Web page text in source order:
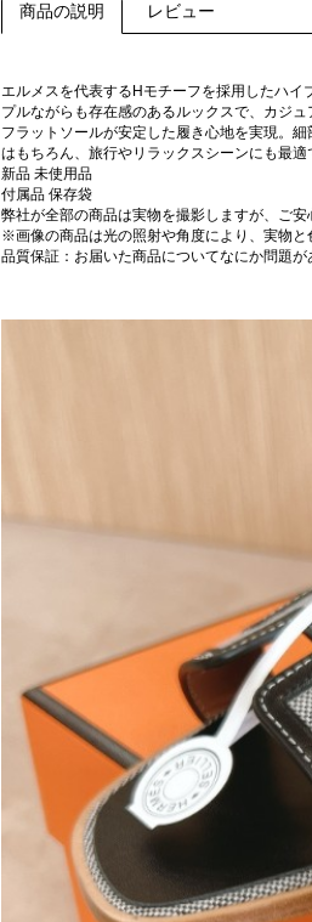
商品の説明 レビュー
エルメスを代表するHモチーフを採用したハ
プルながらも存在感のあるルックスで、カジ
フラットソールが安定した履き心地を実現。
はもちろん、旅行やリラックスシーンにも最適
新品 未使用品
付属品 保存袋
弊社が全部の商品は実物を撮影しますが、ご
※画像の商品は光の照射や角度により、実物
品質保証：お届いた商品についてなにか問題